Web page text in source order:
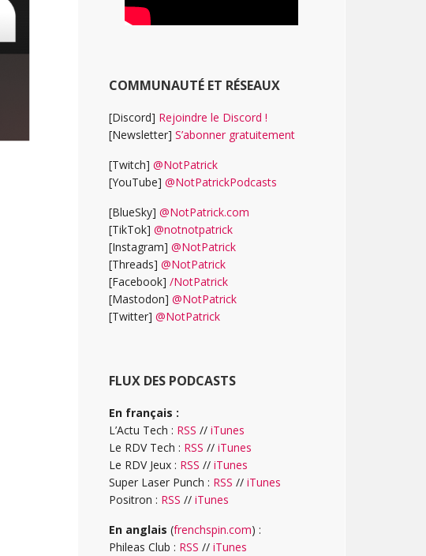
COMMUNAUTÉ ET RÉSEAUX
[Discord] Rejoindre le Discord !
[Newsletter] S’abonner gratuitement
[Twitch] @NotPatrick
[YouTube] @NotPatrickPodcasts
[BlueSky] @NotPatrick.com
[TikTok] @notnotpatrick
[Instagram] @NotPatrick
[Threads] @NotPatrick
[Facebook] /NotPatrick
[Mastodon] @NotPatrick
[Twitter] @NotPatrick
FLUX DES PODCASTS
En français :
L’Actu Tech : RSS // iTunes
Le RDV Tech : RSS // iTunes
Le RDV Jeux : RSS // iTunes
Super Laser Punch : RSS // iTunes
Positron : RSS // iTunes
En anglais (frenchspin.com) :
Phileas Club : RSS // iTunes